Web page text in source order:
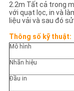
SƠ
ĐỒ
TRANG
WEB
2.2m Tất cả trong
với quạt lọc, in và
liệu vải và sau đó
Thông số kỹ thuật:
Mô hình
Nhãn hiệu
Đầu in